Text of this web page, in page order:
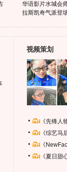
华语影片水城会
拉斯凯奇气派登
视频策划
《先锋
《综艺
《
《夏日